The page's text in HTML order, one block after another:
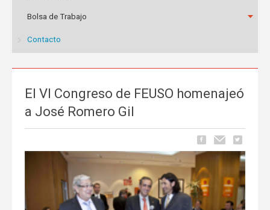
Bolsa de Trabajo
Contacto
El VI Congreso de FEUSO homenajeó
a José Romero Gil